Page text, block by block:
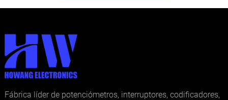
Fábrica líder de potenciómetros, interruptores, codificadores,